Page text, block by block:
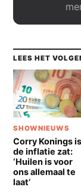
LEES HET
SHOWNIEUWS
Corry Konings is
de inflatie zat:
‘Huilen is voor
ons allemaal te
laat’